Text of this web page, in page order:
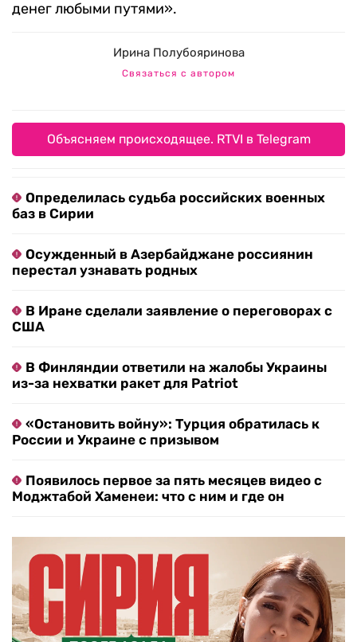
денег любыми путями».
Ирина Полубояринова
Связаться с автором
Объясняем происходящее. RTVI в Telegram
Определилась судьба российских военных
баз в Сирии
Осужденный в Азербайджане россиянин
перестал узнавать родных
В Иране сделали заявление о переговорах с
США
В Финляндии ответили на жалобы Украины
из-за нехватки ракет для Patriot
«Остановить войну»: Турция обратилась к
России и Украине с призывом
Появилось первое за пять месяцев видео с
Моджтабой Хаменеи: что с ним и где он